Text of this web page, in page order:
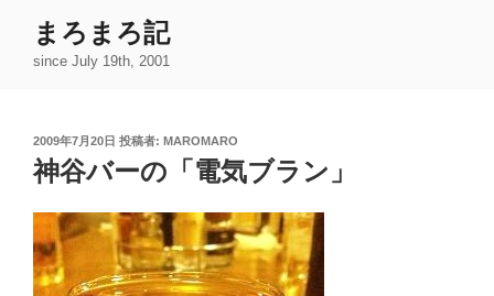
まろまろ記
since July 19th, 2001
投
稿
日:
2009年7月20日 投稿者: MAROMARO
神谷バーの「電気ブラン」